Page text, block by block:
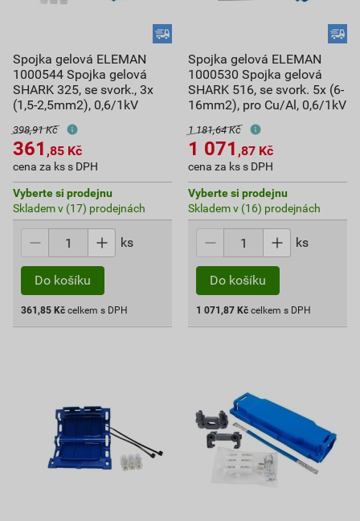
Spojka gelová ELEMAN
1000544 Spojka gelová
SHARK 325, se svork., 3x
(1,5-2,5mm2), 0,6/1kV
398,91 Kč
361 ,85 Kč
cena za ks s DPH
Vyberte si prodejnu
Skladem v (17) prodejnách
ks
Do košíku
361,85 Kč celkem s DPH
Spojka gelová ELEMAN
1000530 Spojka gelová
SHARK 516, se svork. 5x (6-
16mm2), pro Cu/Al, 0,6/1kV
1 181,64 Kč
1 071 ,87 Kč
cena za ks s DPH
Vyberte si prodejnu
Skladem v (16) prodejnách
ks
Do košíku
1 071,87 Kč celkem s DPH